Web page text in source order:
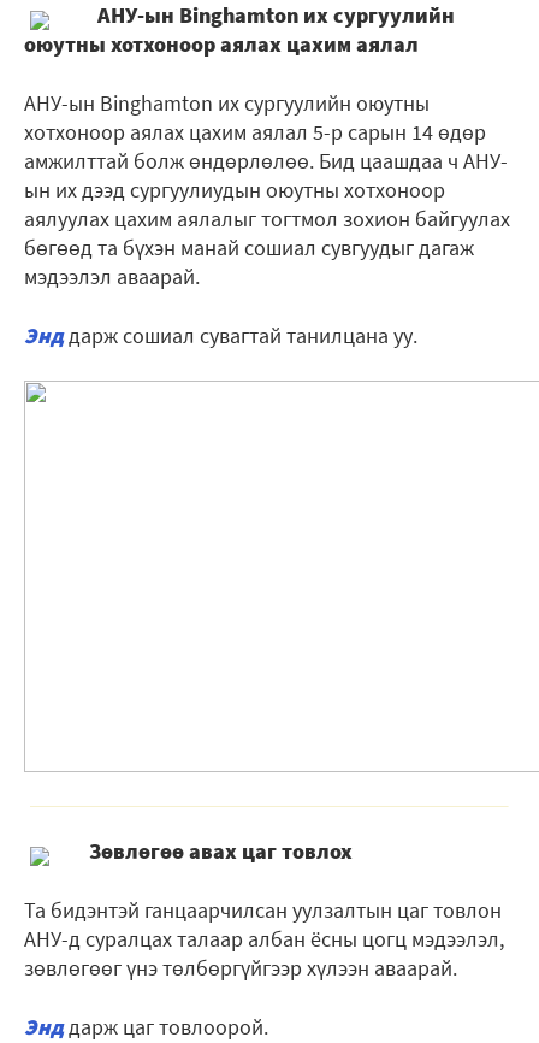
АНУ-ын Binghamton их сургуулийн
оюутны хотхоноор аялах цахим аялал
АНУ-ын Binghamton их сургуулийн оюутны
хотхоноор аялах цахим аялал 5-р сарын 14 өдөр
амжилттай болж өндөрлөлөө. Бид цаашдаа ч АНУ-
ын их дээд сургуулиудын оюутны хотхоноор
аялуулах цахим аялалыг тогтмол зохион байгуулах
бөгөөд та бүхэн манай сошиал сувгуудыг дагаж
мэдээлэл аваарай.
Энддарж сошиал сувагтай танилцана уу.
Зѳвлѳгѳѳ авах цаг товлох
Та бидэнтэй ганцаарчилсан уулзалтын цаг товлон
АНУ-д суралцах талаар албан ёсны цогц мэдээлэл,
зөвлөгөөг үнэ тѳлбѳргүйгээр хүлээн аваарай.
Энддарж цаг товлоорой.